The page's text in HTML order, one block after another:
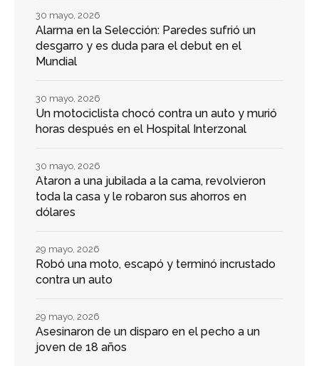
Alarma en la Selección: Paredes sufrió un
desgarro y es duda para el debut en el
Mundial
30 mayo, 2026
Un motociclista chocó contra un auto y murió
horas después en el Hospital Interzonal
30 mayo, 2026
Ataron a una jubilada a la cama, revolvieron
toda la casa y le robaron sus ahorros en
dólares
30 mayo, 2026
Robó una moto, escapó y terminó incrustado
contra un auto
29 mayo, 2026
Asesinaron de un disparo en el pecho a un
joven de 18 años
29 mayo, 2026